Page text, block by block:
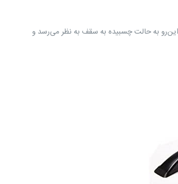
به حالت چسبیده به سقف به نظر می‌رسد و